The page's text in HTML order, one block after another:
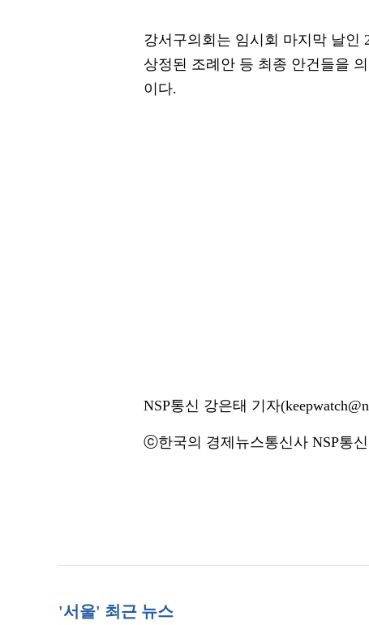
강서구의회는 임시회 마지막 날인
상정된 조례안 등 최종 안건들을
이다.
NSP통신 강은태 기자
ⓒ한국의 경제뉴스통신사 NSP통
'서울' 최근 뉴스